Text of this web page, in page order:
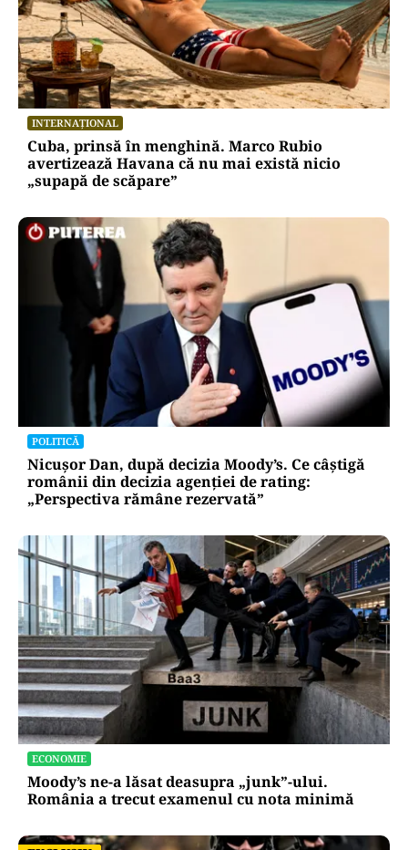
INTERNAȚIONAL
Cuba, prinsă în menghină. Marco Rubio
avertizează Havana că nu mai există nicio
„supapă de scăpare”
POLITICĂ
Nicușor Dan, după decizia Moody’s. Ce câștigă
românii din decizia agenției de rating:
„Perspectiva rămâne rezervată”
ECONOMIE
Moody’s ne-a lăsat deasupra „junk”-ului.
România a trecut examenul cu nota minimă